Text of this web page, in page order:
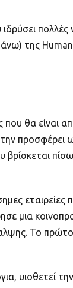
πολλές
της
θα είναι
βρίσκεται
εταιρείες
μια
Το πρώτο
υιοθετεί